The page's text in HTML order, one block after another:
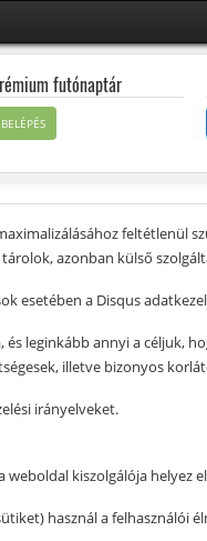
futónaptár
BELÉPÉS
azonban külső
esetében a Disqus
leginkább annyi a
illetve bizonyos
irányelveket.
kiszolgálója helyez
használ a